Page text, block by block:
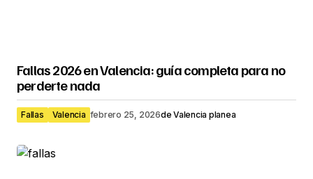
Fallas 2026 en Valencia: guía completa para no
perderte nada
Fallas Valencia febrero 25, 2026de Valencia planea